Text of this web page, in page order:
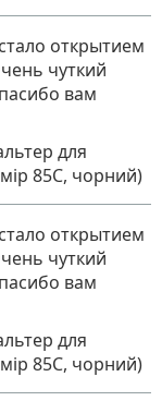
открытием
чуткий
вам
для
85C, чорний)
открытием
чуткий
вам
для
85C, чорний)